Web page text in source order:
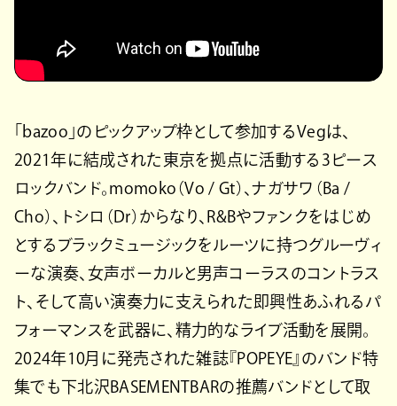
「bazoo」のピックアップ枠として参加するVegは、
2021年に結成された東京を拠点に活動する3ピース
ロックバンド。momoko（Vo / Gt）、ナガサワ（Ba /
Cho）、トシロ（Dr）からなり、R&Bやファンクをはじめ
とするブラックミュージックをルーツに持つグルーヴィ
ーな演奏、女声ボーカルと男声コーラスのコントラス
ト、そして高い演奏力に支えられた即興性あふれるパ
フォーマンスを武器に、精力的なライブ活動を展開。
2024年10月に発売された雑誌『POPEYE』のバンド特
集でも下北沢BASEMENTBARの推薦バンドとして取